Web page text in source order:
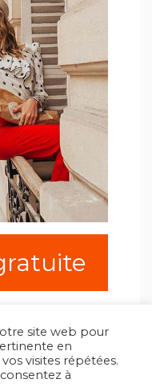
site web pour
en
visites répétées.
à